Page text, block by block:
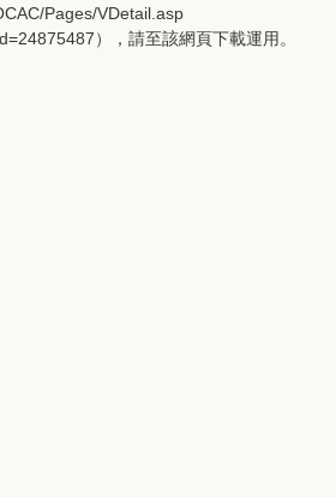
Pages/VDetail.asp
），請至該網頁下載運用。